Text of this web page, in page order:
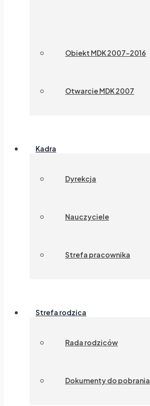
Obiekt MDK 2007-2016
Otwarcie MDK 2007
Kadra
Dyrekcja
Nauczyciele
Strefa pracownika
Strefa rodzica
Rada rodziców
Dokumenty do pobrania